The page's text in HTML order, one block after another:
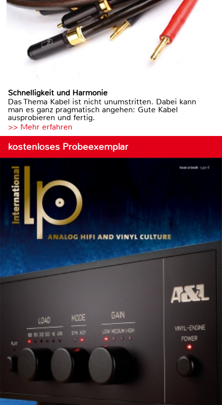
Schnelligkeit und Harmonie
Das Thema Kabel ist nicht unumstritten. Dabei kann
man es ganz pragmatisch angehen: Gute Kabel
ausprobieren und fertig.
>> Mehr erfahren
kostenloses Probeexemplar